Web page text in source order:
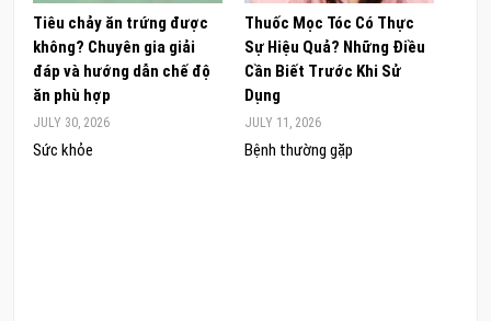
Tiêu chảy ăn trứng được
không? Chuyên gia giải
đáp và hướng dẫn chế độ
ăn phù hợp
JULY 30, 2026
Sức khỏe
Thuốc Mọc Tóc Có Thực
Sự Hiệu Quả? Những Điều
Cần Biết Trước Khi Sử
Dụng
JULY 11, 2026
Bệnh thường gặp